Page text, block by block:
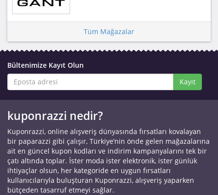
Tüm Mağazalar
Bültenimize Kayıt Olun
Kayıt
kuponrazzi nedir?
Kuponrazzi, online alışveriş dünyasında fırsatları kovalayan
bir paparazzi gibi çalışır, Türkiye’nin önde gelen mağazalarına
ait en güncel kupon kodları ve indirim kampanyalarını tek bir
çatı altında toplar. İster moda ister elektronik, ister günlük
ihtiyaçlar olsun, her kategoride en uygun fırsatları
kullanıcılarıyla buluşturan Kuponrazzi, alışveriş yaparken
bütçeden tasarruf etmeyi sağlar.